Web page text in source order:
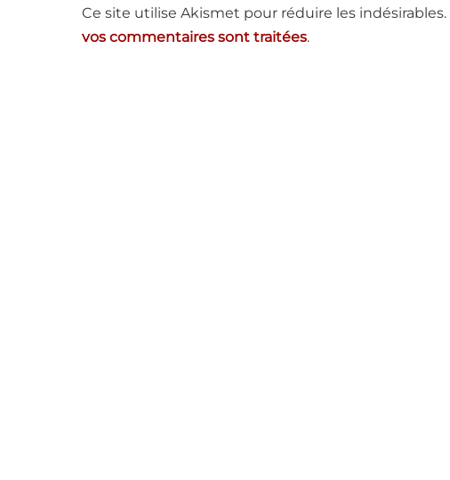
Ce site utilise Akismet pour réduire les indésirables.
vos commentaires sont traitées.